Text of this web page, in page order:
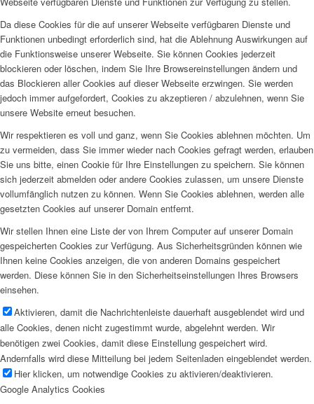
Da diese Cookies für die auf unserer Webseite verfügbaren Dienste und
Funktionen unbedingt erforderlich sind, hat die Ablehnung Auswirkungen auf
die Funktionsweise unserer Webseite. Sie können Cookies jederzeit
blockieren oder löschen, indem Sie Ihre Browsereinstellungen ändern und
das Blockieren aller Cookies auf dieser Webseite erzwingen. Sie werden
jedoch immer aufgefordert, Cookies zu akzeptieren / abzulehnen, wenn Sie
unsere Website erneut besuchen.
Wir respektieren es voll und ganz, wenn Sie Cookies ablehnen möchten. Um
zu vermeiden, dass Sie immer wieder nach Cookies gefragt werden, erlauben
Sie uns bitte, einen Cookie für Ihre Einstellungen zu speichern. Sie können
sich jederzeit abmelden oder andere Cookies zulassen, um unsere Dienste
vollumfänglich nutzen zu können. Wenn Sie Cookies ablehnen, werden alle
gesetzten Cookies auf unserer Domain entfernt.
Wir stellen Ihnen eine Liste der von Ihrem Computer auf unserer Domain
gespeicherten Cookies zur Verfügung. Aus Sicherheitsgründen können wie
Ihnen keine Cookies anzeigen, die von anderen Domains gespeichert
werden. Diese können Sie in den Sicherheitseinstellungen Ihres Browsers
einsehen.
Aktivieren, damit die Nachrichtenleiste dauerhaft ausgeblendet wird und
alle Cookies, denen nicht zugestimmt wurde, abgelehnt werden. Wir
benötigen zwei Cookies, damit diese Einstellung gespeichert wird.
Andernfalls wird diese Mitteilung bei jedem Seitenladen eingeblendet werden.
Hier klicken, um notwendige Cookies zu aktivieren/deaktivieren.
Google Analytics Cookies